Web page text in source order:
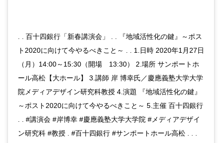
. . 百十四銀行「新春講演会」 . . 『地域活性化の鍵』～ポス
ト2020に向けて今やるべきこと～ . . 1.日時 2020年1月27日
（月）14:00～15:30（開場 13:30） 2.場所 サンポートホ
ール高松【大ホール】 3.講師 岸 博幸氏／慶應義塾大学大学
院メディアデザイン研究科教授 4.演題 『地域活性化の鍵』
～ポスト2020に向けて今やるべきこと～ 5.主催 百十四銀行
. . #講演会 #岸博幸 #慶應義塾大学大学院 #メディアデザイ
ン研究科 #教授 . #百十四銀行 #サンポートホール高松 . . .